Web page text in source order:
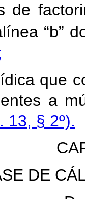
de
“b”
que
a
13, § 2º).
DE